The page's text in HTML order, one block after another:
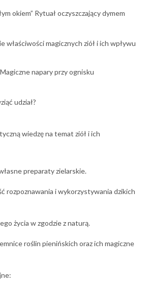
okiem” Rytuał oczyszczający dymem
właściwości magicznych ziół i ich wpływu
Magiczne napary przy ognisku
udział?
wiedzę na temat ziół i ich
preparaty zielarskie.
rozpoznawania i wykorzystywania dzikich
życia w zgodzie z naturą.
roślin pienińskich oraz ich magiczne